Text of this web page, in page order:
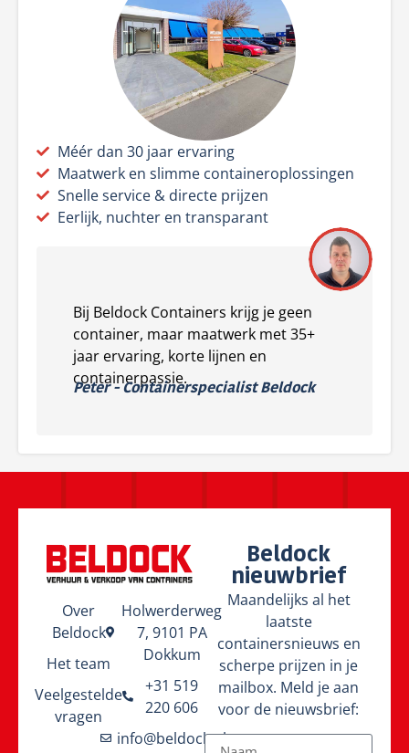
Méér dan 30 jaar ervaring
Maatwerk en slimme containeroplossingen
Snelle service & directe prijzen
Eerlijk, nuchter en transparant
Bij Beldock Containers krijg je geen
container, maar maatwerk met 35+
jaar ervaring, korte lijnen en
containerpassie.
Peter - Containerspecialist Beldock
Over
Beldock
Het team
Veelgestelde
vragen
Holwerderweg
7, 9101 PA
Dokkum
+31 519
220 606
info@beldock.nl
Beldock
nieuwbrief
Maandelijks al het
laatste
containersnieuws en
scherpe prijzen in je
mailbox. Meld je aan
voor de nieuwsbrief: